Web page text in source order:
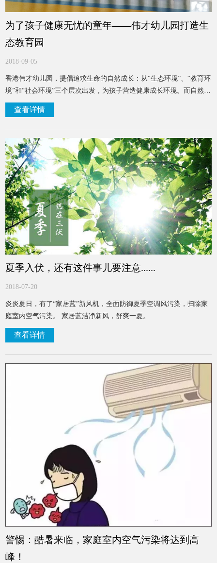
为了孩子健康无忧的童年——伟才幼儿园打造生
态教育园
2018-09-05
香港伟才幼儿园，提倡追求生命的自然成长：从“生态环境”、“教育环
境”和“社会环境”三个层次出发，为孩子营造健康成长环境。而自然健
康的生态环境是伟才幼儿园建设之重。空气是自然生态环境的首要
素，为了保证孩子们在园内的呼吸健康，苏州的伟才幼儿园全面引进
查看详情
夏季入伏，还有这件事儿要注意......
2018-07-20
炎炎夏日，有了“家居蓝”新风机，全面防御夏季空调风污染，扫除家
庭室内空气污染。 家居蓝洁净新风，舒爽一夏。
查看详情
警惕：酷暑来临，家庭室内空气污染将达到高
峰！